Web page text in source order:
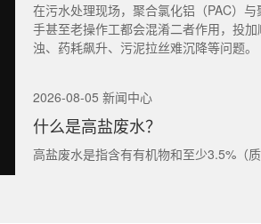
在污水处理现场，聚合氯化铝（PAC）
手甚至老操作工都会混淆二者作用，投
浊、药耗飙升、污泥拉丝难沉降等问题。
2026-08-05 新闻中心
什么是高盐废水？
高盐废水是指含有有机物和至少3.5%（